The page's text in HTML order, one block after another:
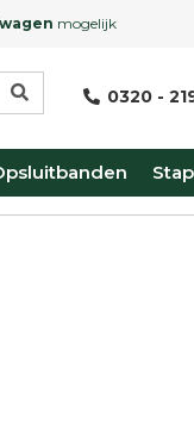
mogelijk
0320 -